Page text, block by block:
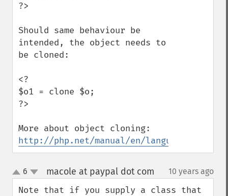
?>
Should same behaviour be
intended, the object needs to
be cloned:
<?
$o1 = clone $o;
?>
http://php.net/manual/en/
up
down
6 macole at paypal dot com 10 years ago
Note that if you supply a class that